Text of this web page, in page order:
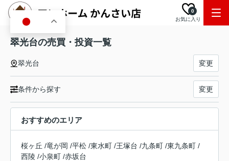
お気に入り
0
翠光台の売買・投資一覧
翠光台 変更
条件から探す 変更
おすすめのエリア
桜ヶ丘 /竜が岡 /平松 /東水町 /王塚台 /九条町 /東九条町 /
西陵 /小泉町 /赤坂台